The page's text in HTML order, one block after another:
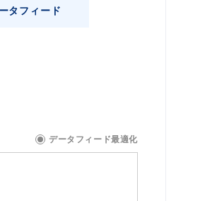
タフィード
データフィード最適化